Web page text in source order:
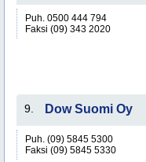
Puh. 0500 444 794
Faksi (09) 343 2020
9. Dow Suomi Oy
Puh. (09) 5845 5300
Faksi (09) 5845 5330